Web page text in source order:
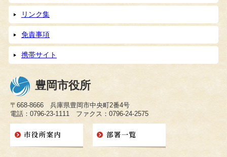
リンク集
免責事項
携帯サイト
豊岡市役所
〒668-8666 兵庫県豊岡市中央町2番4号
電話：0796-23-1111 ファクス：0796-24-2575